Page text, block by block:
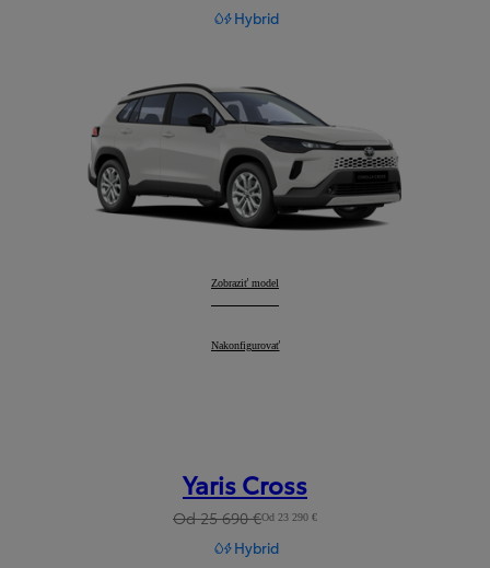
Hybrid
Corolla Cross:
Zobraziť model
Corolla Cross:
Nakonfigurovať
Yaris Cross
Od 25 690 €Od 23 290 €
Hybrid